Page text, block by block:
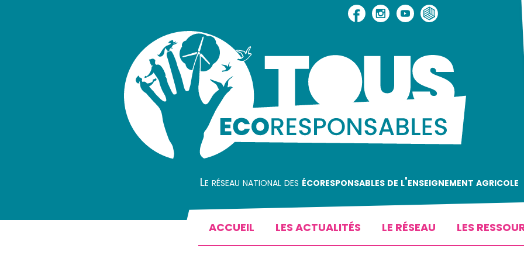
Le réseau national des écoresponsables de l'enseignement agricole
ACCUEIL LES ACTUALITÉS LE RÉSEAU LES